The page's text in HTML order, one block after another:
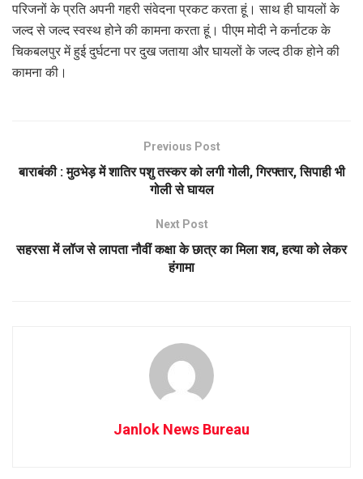
परिजनों के प्रति अपनी गहरी संवेदना प्रकट करता हूं। साथ ही घायलों के
जल्द से जल्द स्वस्थ होने की कामना करता हूं। पीएम मोदी ने कर्नाटक के
चिकबलपुर में हुई दुर्घटना पर दुख जताया और घायलों के जल्द ठीक होने की
कामना की।
Previous Post
बाराबंकी : मुठभेड़ में शातिर पशु तस्कर को लगी गोली, गिरफ्तार, सिपाही भी
गोली से घायल
Next Post
सहरसा में लॉज से लापता नौवीं कक्षा के छात्र का मिला शव, हत्या को लेकर
हंगामा
Janlok News Bureau